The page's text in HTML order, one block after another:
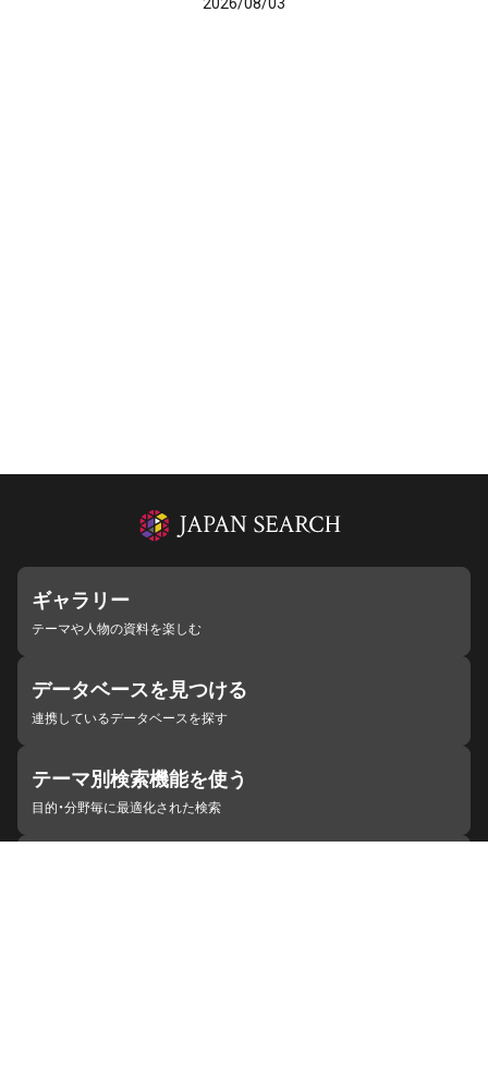
ギャラリー
テーマや人物の資料を楽しむ
データベースを見つける
連携しているデータベースを探す
テーマ別検索機能を使う
目的・分野毎に最適化された検索